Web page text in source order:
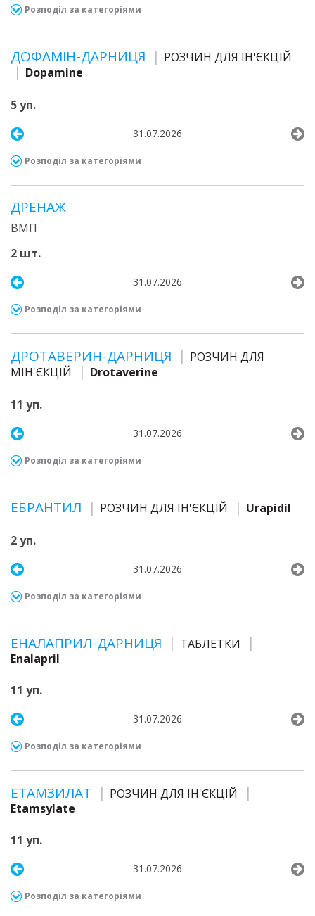
Розподіл за категоріями
ДОФАМІН-ДАРНИЦЯ
РОЗЧИН ДЛЯ ІН'ЄКЦІЙ
Dopamine
5 уп.
31.07.2026
Розподіл за категоріями
ДРЕНАЖ
ВМП
2 шт.
31.07.2026
Розподіл за категоріями
ДРОТАВЕРИН-ДАРНИЦЯ
РОЗЧИН ДЛЯ
МІН'ЄКЦІЙ
Drotaverine
11 уп.
31.07.2026
Розподіл за категоріями
ЕБРАНТИЛ РОЗЧИН ДЛЯ ІН'ЄКЦІЙ Urapidil
2 уп.
31.07.2026
Розподіл за категоріями
ЕНАЛАПРИЛ-ДАРНИЦЯ
ТАБЛЕТКИ
Enalapril
11 уп.
31.07.2026
Розподіл за категоріями
ЕТАМЗИЛАТ
РОЗЧИН ДЛЯ ІН'ЄКЦІЙ
Etamsylate
11 уп.
31.07.2026
Розподіл за категоріями